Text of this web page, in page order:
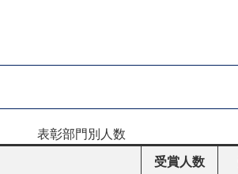
表彰部門別人数
受賞人数